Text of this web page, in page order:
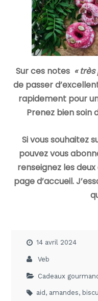
Sur ces notes « très
de passer
rapidement pour
Prenez bien soin
Si vous souhaitez
pouvez vous
renseignez les
page d’accueil.
14 avril 2024
Veb
Cadeaux
aid , amandes,